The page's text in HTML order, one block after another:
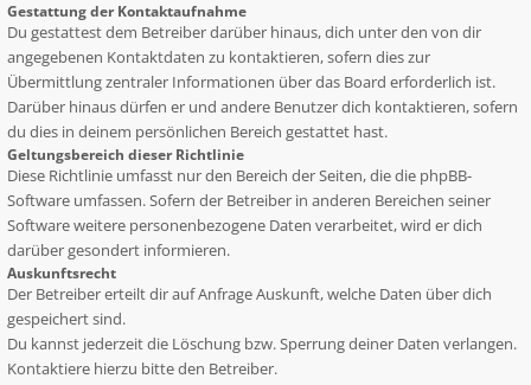
Gestattung der Kontaktaufnahme
Du gestattest dem Betreiber darüber hinaus, dich unter den von dir
angegebenen Kontaktdaten zu kontaktieren, sofern dies zur
Übermittlung zentraler Informationen über das Board erforderlich ist.
Darüber hinaus dürfen er und andere Benutzer dich kontaktieren, sofern
du dies in deinem persönlichen Bereich gestattet hast.
Geltungsbereich dieser Richtlinie
Diese Richtlinie umfasst nur den Bereich der Seiten, die die phpBB-
Software umfassen. Sofern der Betreiber in anderen Bereichen seiner
Software weitere personenbezogene Daten verarbeitet, wird er dich
darüber gesondert informieren.
Auskunftsrecht
Der Betreiber erteilt dir auf Anfrage Auskunft, welche Daten über dich
gespeichert sind.
Du kannst jederzeit die Löschung bzw. Sperrung deiner Daten verlangen.
Kontaktiere hierzu bitte den Betreiber.